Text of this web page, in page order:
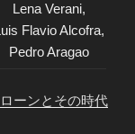
Lena Verani,
Flavio Alcofra,
Pedro Aragao
ーンとその時代